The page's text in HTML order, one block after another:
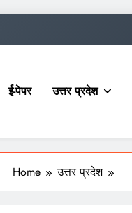
ई-पेपर उत्तर प्रदेश
Home उत्तर प्रदेश